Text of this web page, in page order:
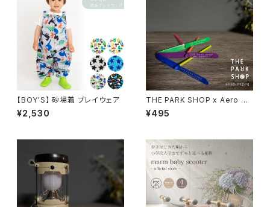
【BOY'S】 砂場着 プレイウェア
¥2,530
THE PARK SHOP x Aero Pr
ops 竹とんぼ ドラゴンフライ D
ragonfly
¥495